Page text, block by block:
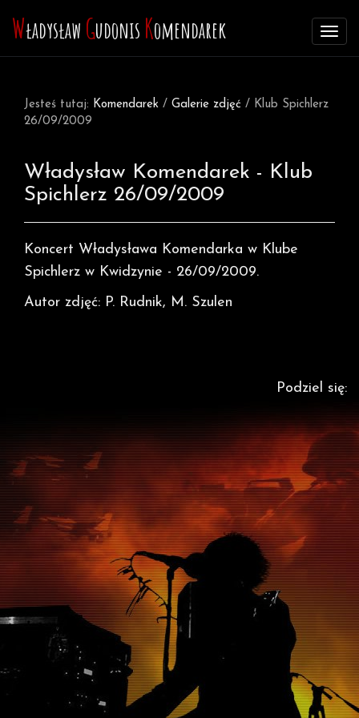
Władysław Gudonis Komendarek
Jesteś tutaj: Komendarek / Galerie zdjęć / Klub Spichlerz
26/09/2009
Władysław Komendarek - Klub
Spichlerz 26/09/2009
Koncert Władysława Komendarka w Klube
Spichlerz w Kwidzynie - 26/09/2009.
Autor zdjęć: P. Rudnik, M. Szulen
Podziel się: